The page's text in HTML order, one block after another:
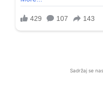
Sadržaj se